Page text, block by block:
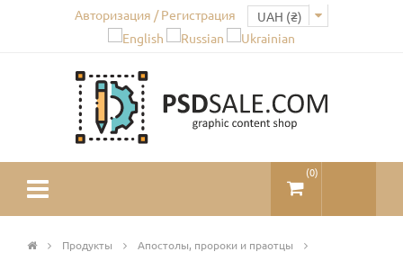
Авторизация / Регистрация
(0)
Продукты
Апостолы, пророки и праотцы